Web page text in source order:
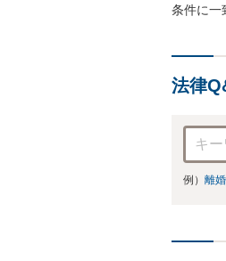
条件に一
法律
例） 離